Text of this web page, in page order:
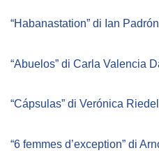
“Habanastation” di Ian
“Abuelos” di Carla Valencia
“Cápsulas” di Verónica
“6 femmes d’exception” di